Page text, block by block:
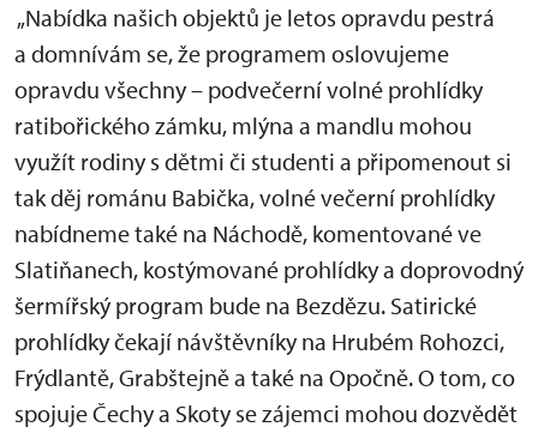
„Nabídka našich objektů je letos opravdu pestrá
a domnívám se, že programem oslovujeme
opravdu všechny – podvečerní volné prohlídky
ratibořického zámku, mlýna a mandlu mohou
využít rodiny s dětmi či studenti a připomenout si
tak děj románu Babička, volné večerní prohlídky
nabídneme také na Náchodě, komentované ve
Slatiňanech, kostýmované prohlídky a doprovodný
šermířský program bude na Bezdězu. Satirické
prohlídky čekají návštěvníky na Hrubém Rohozci,
Frýdlantě, Grabštejně a také na Opočně. O tom, co
spojuje Čechy a Skoty se zájemci mohou dozvědět